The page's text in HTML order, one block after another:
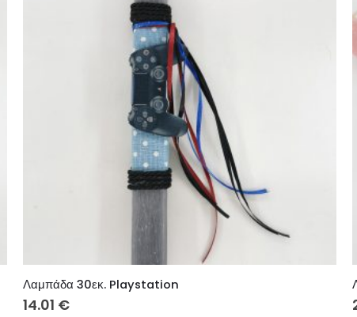
Λαμπάδα 30εκ. Playstation
14.01 €